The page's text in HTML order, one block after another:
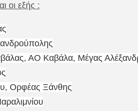
οι εξής :
ΑΟ Καβάλα, Μέγας
Ορφέας Ξάνθης